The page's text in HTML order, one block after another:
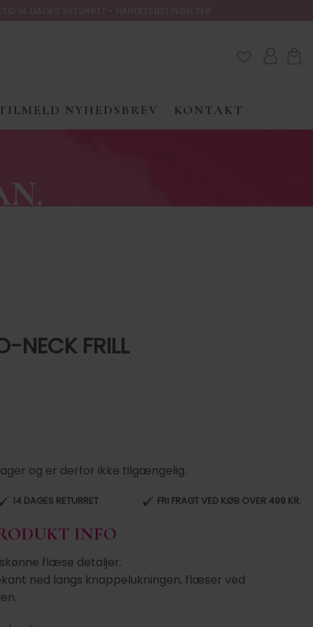
14 DAGES RETURRET • HANDELSBETINGELSER
NYHEDSBREV KONTAKT
NECK FRILL
og er derfor ikke tilgængelig.
14 DAGES RETURRET FRI FRAGT VED KØB OVER 499 KR.
INFO
flæse detaljer.
ned langs knappelukningen, flæser ved